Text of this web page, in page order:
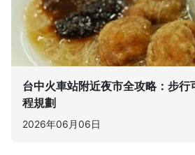
台中火車站附近夜市全攻略：步行
程規劃
2026年06月06日